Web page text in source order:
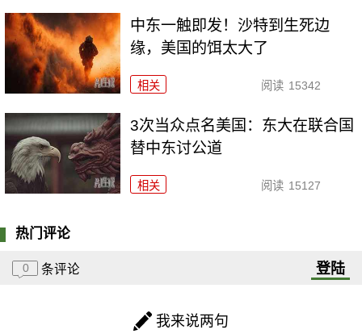
中东一触即发！沙特到生死边
缘，美国的饵太大了
相关 阅读 15342
3次当众点名美国：东大在联合国
替中东讨公道
相关 阅读 15127
热门评论
0 条评论 登陆
我来说两句